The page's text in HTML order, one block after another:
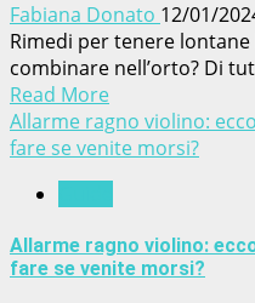
Fabiana Donato 12/01/
Rimedi per tenere
combinare nell’orto? Di
Read More
Allarme ragno violino:
fare se venite morsi?
Allarme ragno violino:
fare se venite morsi?